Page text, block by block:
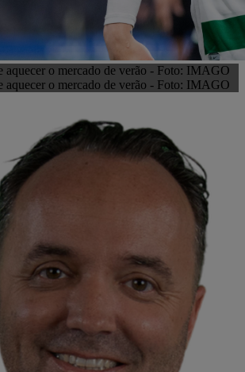
aquecer o mercado de verão - Foto: IMAGO
aquecer o mercado de verão - Foto: IMAGO